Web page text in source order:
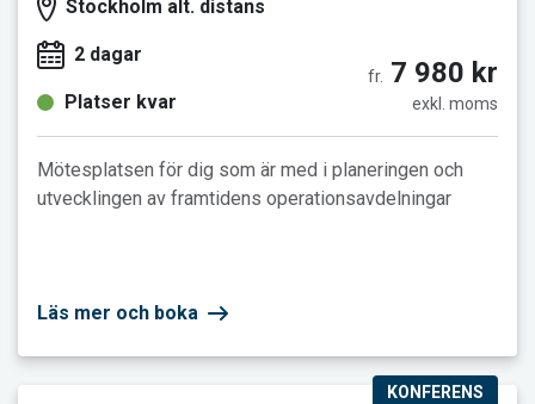
Stockholm alt. distans
2 dagar
Platser kvar
fr. 7 980 kr
exkl. moms
Mötesplatsen för dig som är med i planeringen och
utvecklingen av framtidens operationsavdelningar
Läs mer och boka
KONFERENS